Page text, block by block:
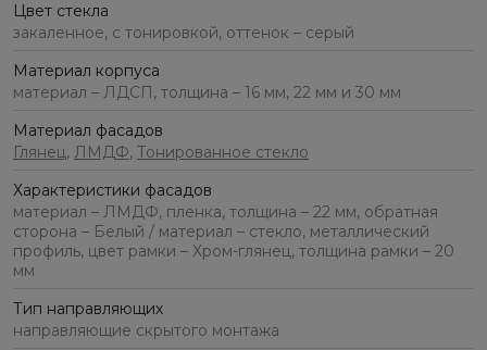
Цвет стекла
закаленное, с тонировкой, оттенок – серый
Материал корпуса
материал – ЛДСП, толщина – 16 мм, 22 мм и 30 мм
Материал фасадов
Глянец, ЛМДФ, Тонированное стекло
Характеристики фасадов
материал – ЛМДФ, пленка, толщина – 22 мм, обратная
сторона – Белый / материал – стекло, металлический
профиль, цвет рамки – Хром-глянец, толщина рамки – 20
мм
Тип направляющих
направляющие скрытого монтажа